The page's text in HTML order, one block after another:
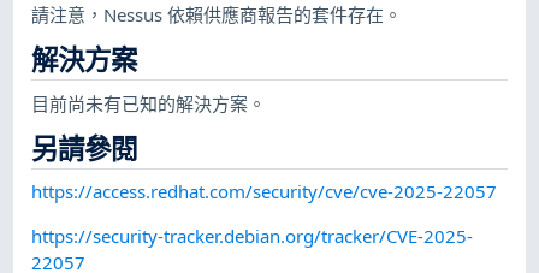
請注意，Nessus 依賴供應商報告的套件存在。
解決方案
目前尚未有已知的解決方案。
另請參閱
https://access.redhat.com/security/cve/cve-2025-22057
https://security-tracker.debian.org/tracker/CVE-2025-
22057